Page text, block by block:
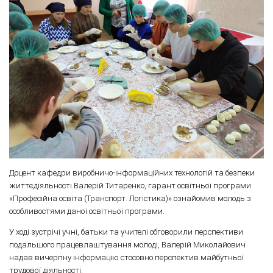
Доцент кафедри виробничо-інформаційних технологій та безпеки
життєдіяльності Валерій Титаренко, гарант освітньої програми
«Професійна освіта (Транспорт. Логістика)» ознайомив молодь з
особливостями даної освітньої програми.
У ході зустрічі учні, батьки та учителі обговорили перспективи
подальшого працевлаштування молоді, Валерій Миколайович
надав вичерпну інформацію стосовно перспектив майбутньої
трудової діяльності.